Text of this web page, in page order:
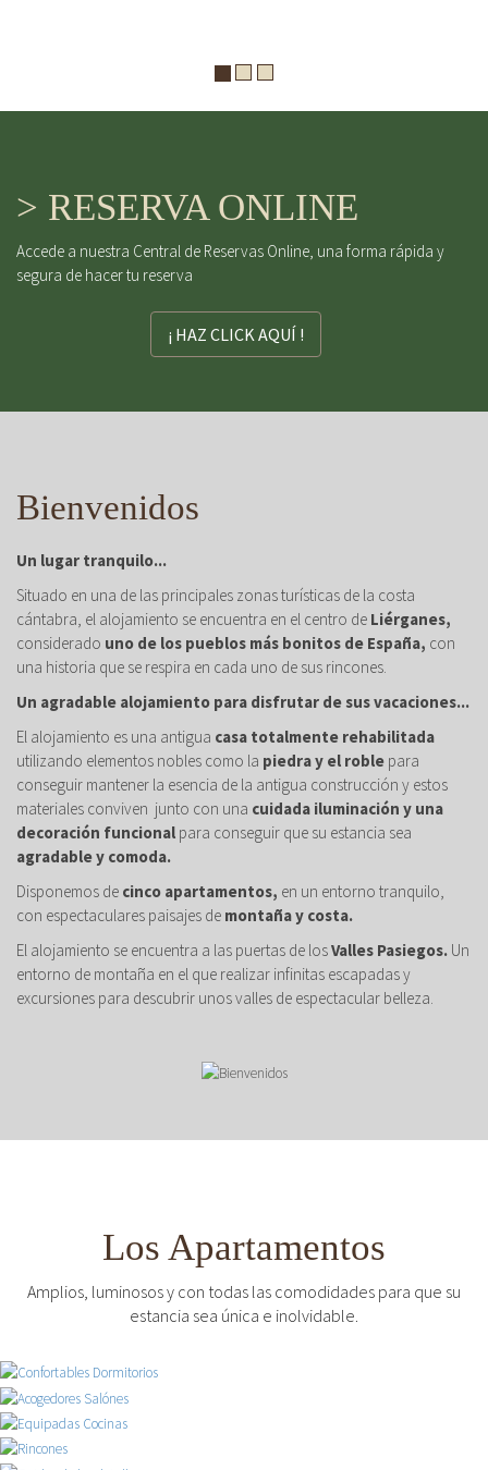
> RESERVA ONLINE
Accede a nuestra Central de Reservas Online, una forma rápida y
segura de hacer tu reserva
¡ HAZ CLICK AQUÍ !
Bienvenidos
Un lugar tranquilo...
Situado en una de las principales zonas turísticas de la costa
cántabra, el alojamiento se encuentra en el centro de Liérganes,
considerado uno de los pueblos más bonitos de España, con
una historia que se respira en cada uno de sus rincones.
Un agradable alojamiento para disfrutar de sus vacaciones...
El alojamiento es una antigua casa totalmente rehabilitada
utilizando elementos nobles como la piedra y el roble para
conseguir mantener la esencia de la antigua construcción y estos
materiales conviven junto con una cuidada iluminación y una
decoración funcional para conseguir que su estancia sea
agradable y comoda.
Disponemos de cinco apartamentos, en un entorno tranquilo,
con espectaculares paisajes de montaña y costa.
El alojamiento se encuentra a las puertas de losValles Pasiegos. Un
entorno de montaña en el que realizar infinitas escapadas y
excursiones para descubrir unos valles de espectacular belleza.
Los Apartamentos
Amplios, luminosos y con todas las comodidades para que su
estancia sea única e inolvidable.